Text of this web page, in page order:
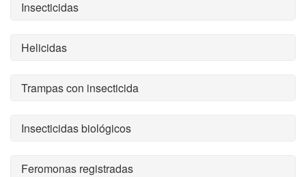
Insecticidas
Helicidas
Trampas con insecticida
Insecticidas biológicos
Feromonas registradas